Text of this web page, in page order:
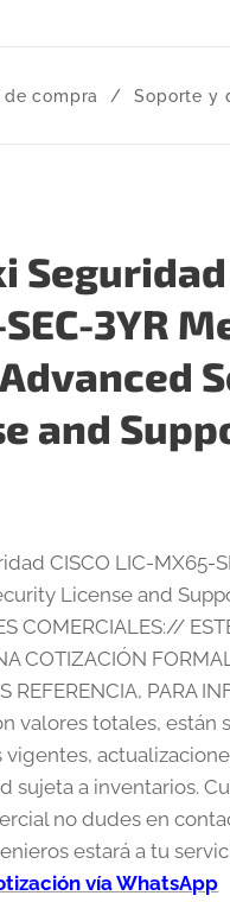
de compra Soporte y
Seguridad
3YR
and
CISCO LIC-MX65-
License and
COMERCIALES://
COTIZACIÓN
REFERENCIA, PARA
valores totales, están
sujeta a inventarios.
no dudes en
estará a tu
vía WhatsApp